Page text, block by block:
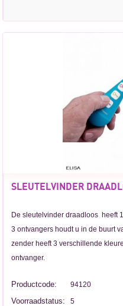
SLEUTELVINDER
De sleutelvinder draadloos heeft
3 ontvangers houdt u in de buurt
zender heeft 3 verschillende
ontvanger.
Productcode: 94120
Voorraadstatus: 5